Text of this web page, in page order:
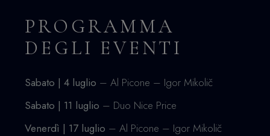
PROGRAMMA
DEGLI EVENTI
Sabato | 4 luglio – Al Picone – Igor Mikolič
Sabato | 11 luglio – Duo Nice Price
Venerdì | 17 luglio – Al Picone – Igor Mikolič